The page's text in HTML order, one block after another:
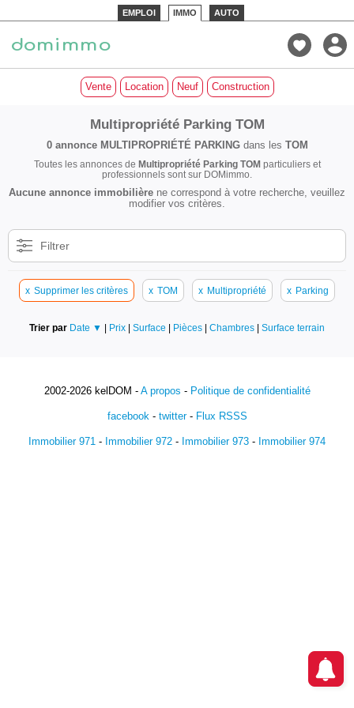
EMPLOI IMMO AUTO
Vente Location Neuf Construction
Multipropriété Parking TOM
0 annonce MULTIPROPRIÉTÉ PARKINGdans les TOM
Toutes les annonces de Multipropriété Parking TOMparticuliers et
professionnels sont sur DOMimmo.
Aucune annonce immobilière ne correspond à votre recherche, veuillez
modifier vos critères.
Filtrer
x Supprimer les critères x TOM x Multipropriété x Parking
Trier par Date ▼ | Prix | Surface | Pièces | Chambres | Surface terrain
2002-2026 kelDOM - A propos - Politique de confidentialité
facebook- twitter- Flux RSSS
Immobilier 971 - Immobilier 972 - Immobilier 973 - Immobilier 974